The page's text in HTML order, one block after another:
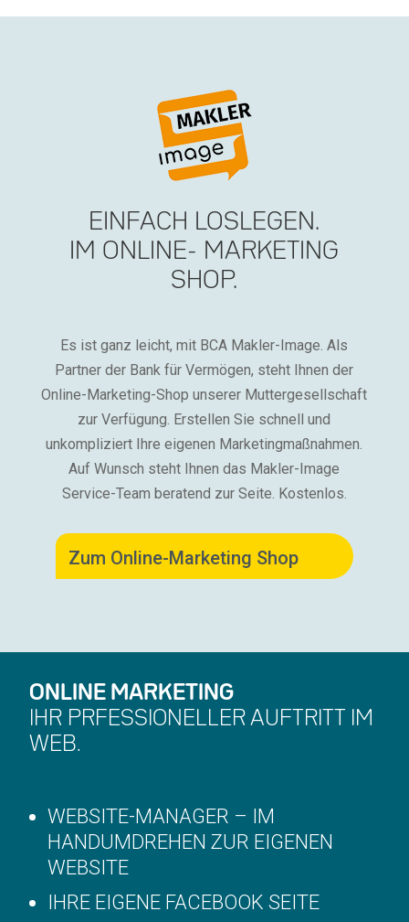
EINFACH LOSLEGEN.
IM ONLINE- MARKETING
SHOP.
Es ist ganz leicht, mit BCA Makler-Image. Als
Partner der Bank für Vermögen, steht Ihnen der
Online-Marketing-Shop unserer Muttergesellschaft
zur Verfügung. Erstellen Sie schnell und
unkompliziert Ihre eigenen Marketingmaßnahmen.
Auf Wunsch steht Ihnen das Makler-Image
Service-Team beratend zur Seite. Kostenlos.
Zum Online-Marketing Shop
ONLINE MARKETING
IHR PRFESSIONELLER AUFTRITT IM
WEB.
WEBSITE-MANAGER – IM
HANDUMDREHEN ZUR EIGENEN
WEBSITE
IHRE EIGENE FACEBOOK SEITE